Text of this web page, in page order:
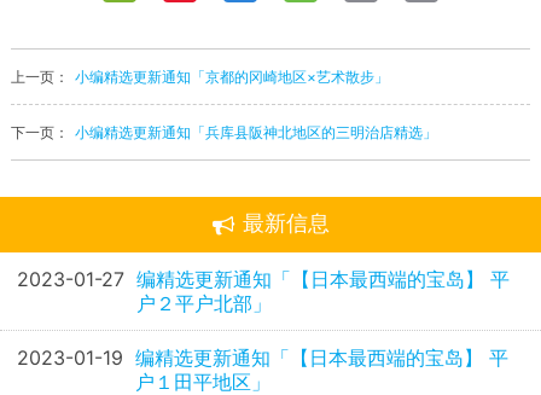
上一页： 小编精选更新通知「京都的冈崎地区×艺术散步」
下一页： 小编精选更新通知「兵库县阪神北地区的三明治店精选」
最新信息
2023-01-27 编精选更新通知「【日本最西端的宝岛】 平
户２平户北部」
2023-01-19 编精选更新通知「【日本最西端的宝岛】 平
户１田平地区」